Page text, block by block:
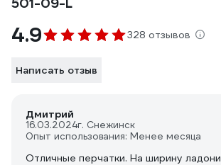
4.9 328 отзывов
Написать отзыв
Дмитрий
16.03.2024г. Снежинск
Опыт использования: Менее месяца
Отличные перчатки. На ширину ладони